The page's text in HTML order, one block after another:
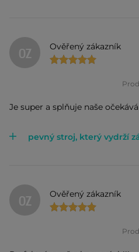
OZ Ověřený zákazník
Je super a splňuje naše
pevný stroj, který vydrží
OZ Ověřený zákazník